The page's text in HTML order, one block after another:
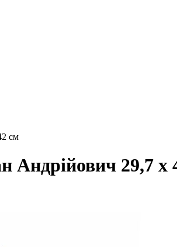
см
Андрійович 29,7 х